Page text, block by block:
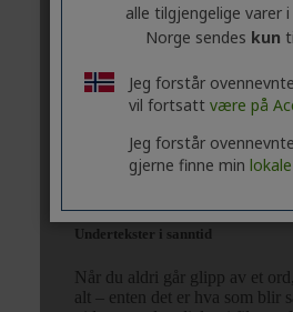
alle tilgjengelige varer
Norge sendes kun
Jeg forstår
vil fortsatt være på
Jeg forstår
gjerne finne min